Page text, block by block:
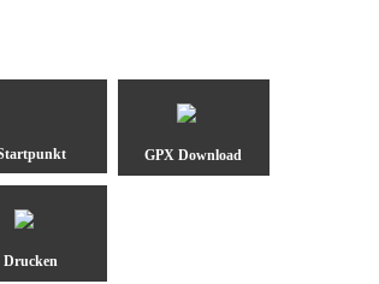
GPX Download
Drucken